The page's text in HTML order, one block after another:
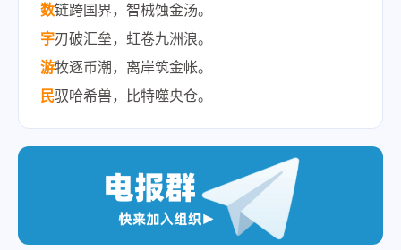
数链跨国界，智械蚀金汤。
字刃破汇垒，虹卷九洲浪。
游牧逐币潮，离岸筑金帐。
民驭哈希兽，比特噬央仓。